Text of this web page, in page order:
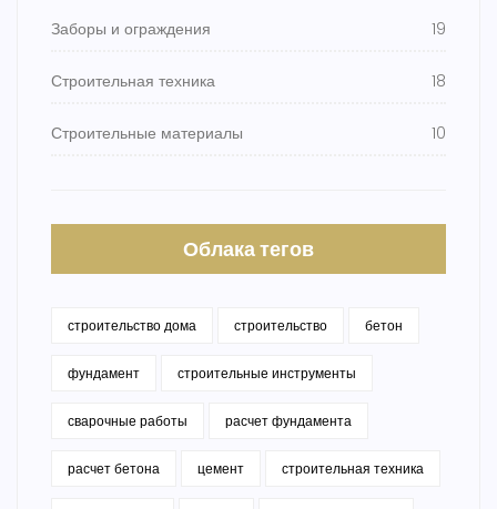
Заборы и ограждения 19
Строительная техника 18
Строительные материалы 10
Облака тегов
строительство дома строительство бетон
фундамент строительные инструменты
сварочные работы расчет фундамента
расчет бетона цемент строительная техника